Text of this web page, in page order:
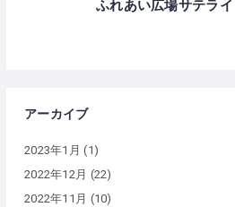
ふれあい広場サテラ
アーカイブ
2023年1月 (1)
2022年12月 (22)
2022年11月 (10)